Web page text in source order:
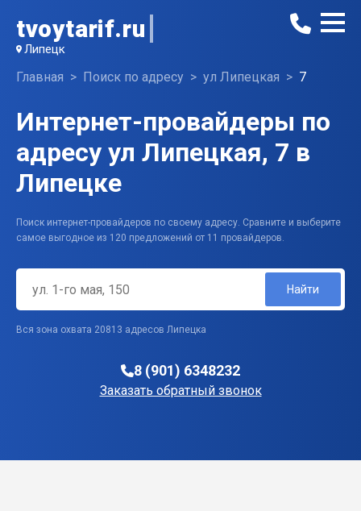
tvoytarif.ru
Липецк
Главная Поиск по адресу ул Липецкая 7
Интернет-провайдеры по
адресу ул Липецкая, 7 в
Липецке
Поиск интернет-провайдеров по своему адресу. Сравните и выберите
самое выгодное из 120 предложений от 11 провайдеров.
Найти
Вся зона охвата 20813 адресов Липецка
8 (901) 6348232
Заказать обратный звонок